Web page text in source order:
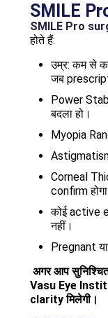
SMILE
SMILE Pro
होते हैं:
उम्र: कम से
जब
Power
बदला हो।
Myopia
Corneal
confirm
कोई active
नहीं।
Pregnant
अगर आप
Vasu Eye
clarity मिलेगी।